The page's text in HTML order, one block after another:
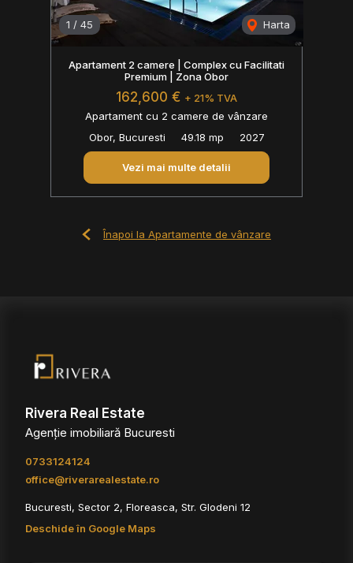
1 / 45 Harta
Apartament 2 camere | Complex cu Facilitati
Premium | Zona Obor
162,600 € + 21% TVA
Apartament cu 2 camere de vânzare
Obor, Bucuresti
49.18 mp 2027
Vezi mai multe detalii
Înapoi la Apartamente de vânzare
Rivera Real Estate
Agenție imobiliară Bucuresti
0733124124
office@riverarealestate.ro
Bucuresti, Sector 2, Floreasca, Str. Glodeni 12
Deschide în Google Maps